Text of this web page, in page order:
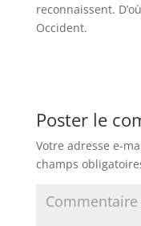
reconnaissent.
Occident.
Poster le
Votre adresse e-
champs